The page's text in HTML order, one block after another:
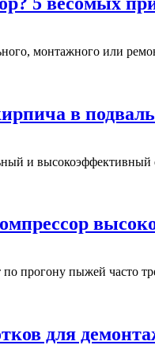
монтажного или
в
и высокоэффективный
прогону пыжей часто
для